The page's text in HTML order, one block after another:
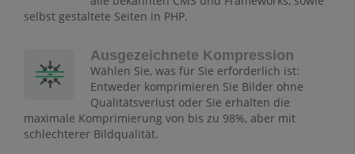
selbst gestaltete Seiten in PHP.
Ausgezeichnete Kompression
Wählen Sie, was für Sie erforderlich ist:
Entweder komprimieren Sie Bilder ohne
Qualitätsverlust oder Sie erhalten die
maximale Komprimierung von bis zu 98%, aber mit
schlechterer Bildqualität.